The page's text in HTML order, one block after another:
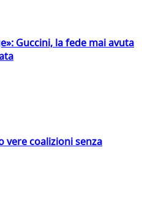
Guccini, la fede mai avuta
vere coalizioni senza